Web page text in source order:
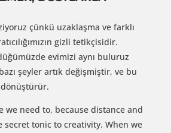
çünkü uzaklaşma ve farklı
gizli tetikçisidir.
evimizi aynı buluruz
şeyler artık değişmiştir, ve bu
we need to, because distance and
secret tonic to creativity. When we